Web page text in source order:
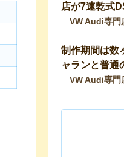
店が7速乾式
DQ200【VW
VW Audi専門
制作期間は数
ャランと普通
最速のシャ
VW Audi専門